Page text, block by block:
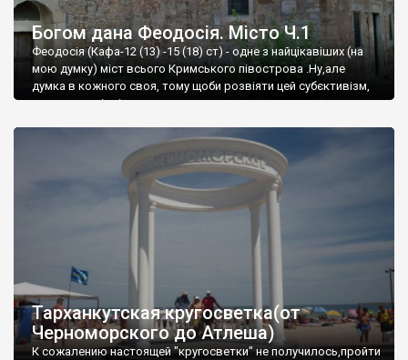
Богом дана Феодосія. Місто Ч.1
Феодосія (Кафа-12 (13) -15 (18) ст) - одне з найцікавіших (на
мою думку) міст всього Кримського півострова .Ну,але
думка в кожного своя, тому щоби розвіяти цей субєктивізм,
запрошую відвідати це
Тарханкутская кругосветка(от
Черноморского до Атлеша)
К сожалению настоящей "кругосветки" не получилось,пройти